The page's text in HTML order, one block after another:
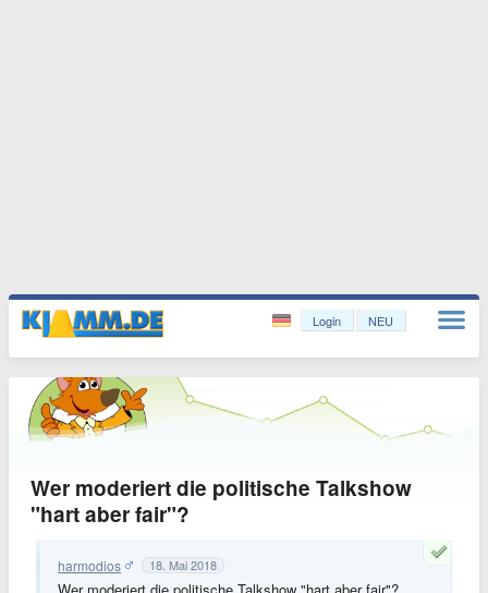
Login NEU
Wer moderiert die politische Talkshow
"hart aber fair"?
harmodios 18. Mai 2018